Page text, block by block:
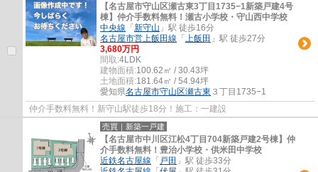
【名古屋市守山区瀬古東3丁目1735−1新築戸建4号
棟】仲介手数料無料！瀬古小学校・守山西中学校
中央線 「 新守山 」駅 徒歩16分
名古屋市営上飯田線 「 上飯田 」駅 徒歩27分
3,680万円
間取:4LDK
建物面積:100.62㎡ / 30.43坪
土地面積:181.64㎡ / 54.94坪
愛知県名古屋市守山区瀬古東 ３丁目1735−1
仲介手数料無料！新守山駅徒歩18分！施工：一建設
売買｜新築一戸建
【名古屋市中川区江松4丁目704新築戸建2号棟】仲
介手数料無料！豊治小学校・供米田中学校
近鉄名古屋線 「 戸田 」駅 徒歩33分